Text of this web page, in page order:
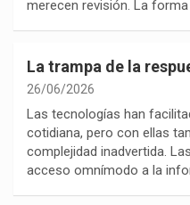
merecen revisión. La
La trampa de la
26/06/2026
Las tecnologías han
cotidiana, pero con ellas
complejidad inadvertida.
acceso omnímodo a la